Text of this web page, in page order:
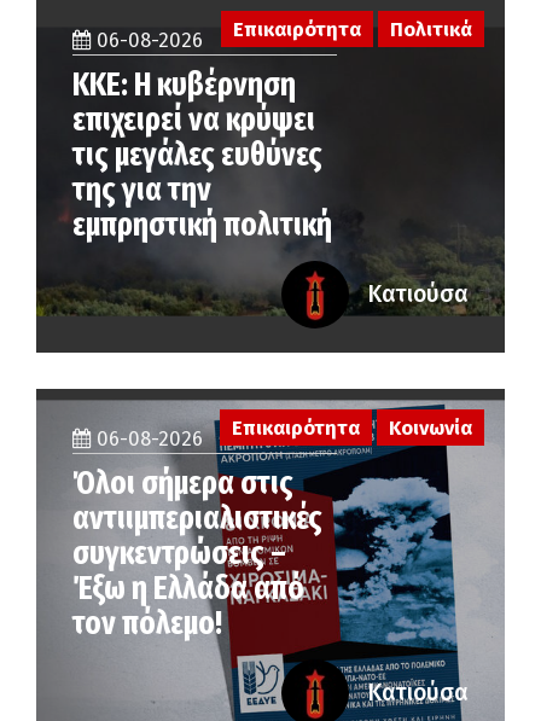
06-08-2026
ΚΚΕ: Η κυβέρνηση
επιχειρεί να κρύψει
τις μεγάλες ευθύνες
της για την
εμπρηστική πολιτική
Επικαιρότητα Πολιτικά
Κατιούσα
06-08-2026
Όλοι σήμερα στις
αντιιμπεριαλιστικές
συγκεντρώσεις –
Έξω η Ελλάδα από
τον πόλεμο!
Επικαιρότητα Κοινωνία
Κατιούσα